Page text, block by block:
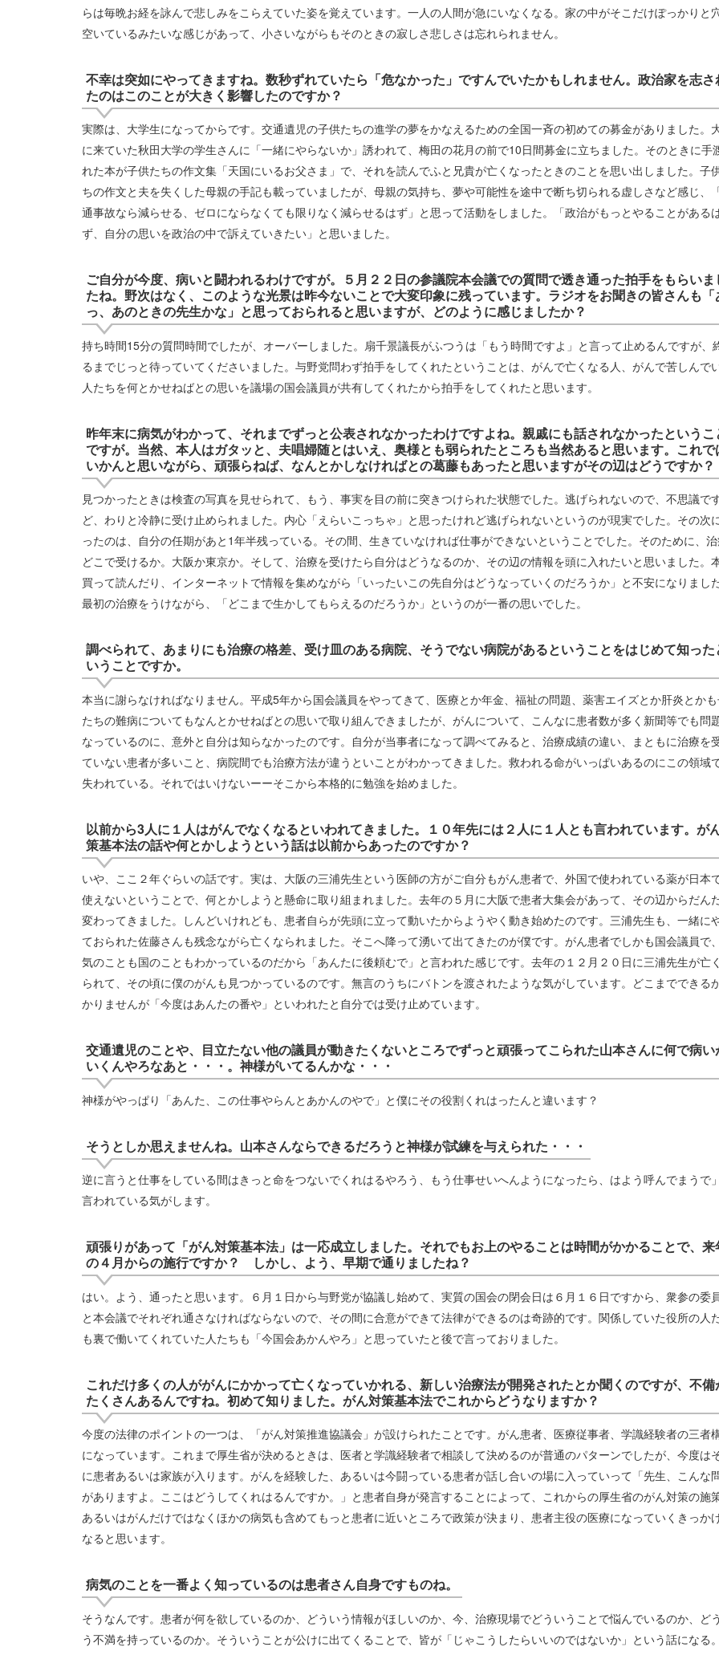
らは毎晩お経を詠んで悲しみをこらえていた姿を覚えています。一人の人間が急にいなくなる。家の中がそこだけぽっかりと
空いているみたいな感じがあって、小さいながらもそのときの寂しさ悲しさは忘れられません。
不幸は突如にやってきますね。数秒ずれていたら「危なかった」ですんでいたかもしれません。政治家を志さ
たのはこのことが大きく影響したのですか？
実際は、大学生になってからです。交通遺児の子供たちの進学の夢をかなえるための全国一斉の初めての募金がありました。
に来ていた秋田大学の学生さんに「一緒にやらないか」誘われて、梅田の花月の前で10日間募金に立ちました。そのときに手
れた本が子供たちの作文集「天国にいるお父さま」で、それを読んでふと兄貴が亡くなったときのことを思い出しました。子
ちの作文と夫を失くした母親の手記も載っていましたが、母親の気持ち、夢や可能性を途中で断ち切られる虚しさなど感じ、
通事故なら減らせる、ゼロにならなくても限りなく減らせるはず」と思って活動をしました。「政治がもっとやることがある
ず、自分の思いを政治の中で訴えていきたい」と思いました。
ご自分が今度、病いと闘われるわけですが。５月２２日の参議院本会議での質問で透き通った拍手をもらいま
たね。野次はなく、このような光景は昨今ないことで大変印象に残っています。ラジオをお聞きの皆さんも「
っ、あのときの先生かな」と思っておられると思いますが、どのように感じましたか？
持ち時間15分の質問時間でしたが、オーバーしました。扇千景議長がふつうは「もう時間ですよ」と言って止めるんですが、
るまでじっと待っていてくださいました。与野党問わず拍手をしてくれたということは、がんで亡くなる人、がんで苦しんで
人たちを何とかせねばとの思いを議場の国会議員が共有してくれたから拍手をしてくれたと思います。
昨年末に病気がわかって、それまでずっと公表されなかったわけですよね。親戚にも話されなかったというこ
ですが。当然、本人はガタッと、夫唱婦随とはいえ、奥様とも弱られたところも当然あると思います。これで
いかんと思いながら、頑張らねば、なんとかしなければとの葛藤もあったと思いますがその辺はどうですか？
見つかったときは検査の写真を見せられて、もう、事実を目の前に突きつけられた状態でした。逃げられないので、不思議で
ど、わりと冷静に受け止められました。内心「えらいこっちゃ」と思ったけれど逃げられないというのが現実でした。その次
ったのは、自分の任期があと1年半残っている。その間、生きていなければ仕事ができないということでした。そのために、
どこで受けるか。大阪か東京か。そして、治療を受けたら自分はどうなるのか、その辺の情報を頭に入れたいと思いました。
買って読んだり、インターネットで情報を集めながら「いったいこの先自分はどうなっていくのだろうか」と不安になりました
最初の治療をうけながら、「どこまで生かしてもらえるのだろうか」というのが一番の思いでした。
調べられて、あまりにも治療の格差、受け皿のある病院、そうでない病院があるということをはじめて知った
いうことですか。
本当に謝らなければなりません。平成5年から国会議員をやってきて、医療とか年金、福祉の問題、薬害エイズとか肝炎とか
たちの難病についてもなんとかせねばとの思いで取り組んできましたが、がんについて、こんなに患者数が多く新聞等でも問
なっているのに、意外と自分は知らなかったのです。自分が当事者になって調べてみると、治療成績の違い、まともに治療を
ていない患者が多いこと、病院間でも治療方法が違うといことがわかってきました。救われる命がいっぱいあるのにこの領域
失われている。それではいけないーーそこから本格的に勉強を始めました。
以前から3人に１人はがんでなくなるといわれてきました。１０年先には２人に１人とも言われています。が
策基本法の話や何とかしようという話は以前からあったのですか？
いや、ここ２年ぐらいの話です。実は、大阪の三浦先生という医師の方がご自分もがん患者で、外国で使われている薬が日本
使えないということで、何とかしようと懸命に取り組まれました。去年の５月に大阪で患者大集会があって、その辺からだん
変わってきました。しんどいけれども、患者自らが先頭に立って動いたからようやく動き始めたのです。三浦先生も、一緒に
ておられた佐藤さんも残念ながら亡くなられました。そこへ降って湧いて出てきたのが僕です。がん患者でしかも国会議員で
気のことも国のこともわかっているのだから「あんたに後頼むで」と言われた感じです。去年の１２月２０日に三浦先生が亡
られて、その頃に僕のがんも見つかっているのです。無言のうちにバトンを渡されたような気がしています。どこまでできる
かりませんが「今度はあんたの番や」といわれたと自分では受け止めています。
交通遺児のことや、目立たない他の議員が動きたくないところでずっと頑張ってこられた山本さんに何で病い
いくんやろなあと・・・。神様がいてるんかな・・・
神様がやっぱり「あんた、この仕事やらんとあかんのやで」と僕にその役割くれはったんと違います？
そうとしか思えませんね。山本さんならできるだろうと神様が試練を与えられた・・・
逆に言うと仕事をしている間はきっと命をつないでくれはるやろう、もう仕事せいへんようになったら、はよう呼んでまうで
言われている気がします。
頑張りがあって「がん対策基本法」は一応成立しました。それでもお上のやることは時間がかかることで、来
の４月からの施行ですか？ しかし、よう、早期で通りましたね？
はい。よう、通ったと思います。６月１日から与野党が協議し始めて、実質の国会の閉会日は６月１６日ですから、衆参の委
と本会議でそれぞれ通さなければならないので、その間に合意ができて法律ができるのは奇跡的です。関係していた役所の人
も裏で働いてくれていた人たちも「今国会あかんやろ」と思っていたと後で言っておりました。
これだけ多くの人ががんにかかって亡くなっていかれる、新しい治療法が開発されたとか聞くのですが、不備
たくさんあるんですね。初めて知りました。がん対策基本法でこれからどうなりますか？
今度の法律のポイントの一つは、「がん対策推進協議会」が設けられたことです。がん患者、医療従事者、学識経験者の三者
になっています。これまで厚生省が決めるときは、医者と学識経験者で相談して決めるのが普通のパターンでしたが、今度は
に患者あるいは家族が入ります。がんを経験した、あるいは今闘っている患者が話し合いの場に入っていって「先生、こんな
がありますよ。ここはどうしてくれはるんですか。」と患者自身が発言することによって、これからの厚生省のがん対策の施策
あるいはがんだけではなくほかの病気も含めてもっと患者に近いところで政策が決まり、患者主役の医療になっていくきっか
なると思います。
病気のことを一番よく知っているのは患者さん自身ですものね。
そうなんです。患者が何を欲しているのか、どういう情報がほしいのか、今、治療現場でどういうことで悩んでいるのか、ど
う不満を持っているのか。そういうことが公けに出てくることで、皆が「じゃこうしたらいいのではないか」という話になる